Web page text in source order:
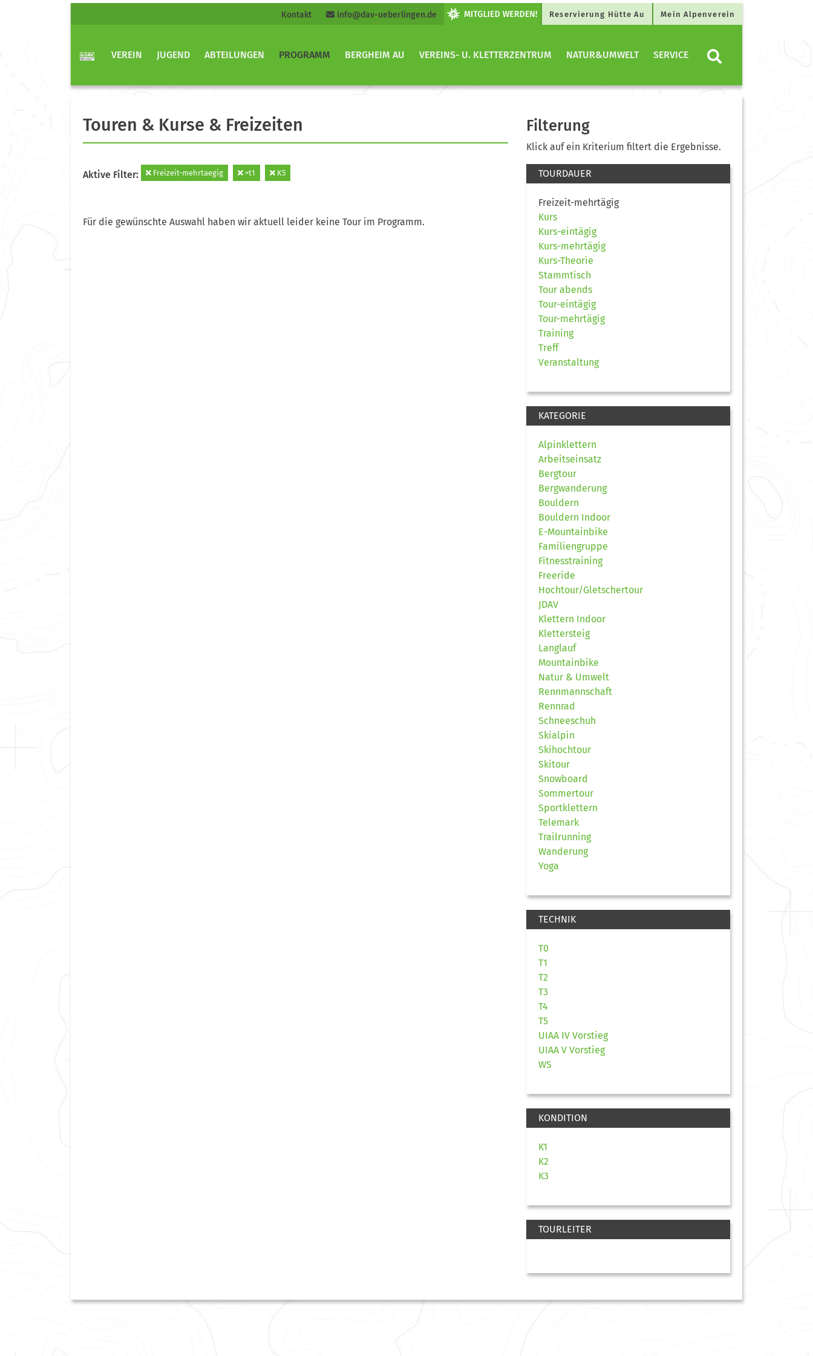
Kontakt info@dav-ueberlingen.de Reservierung Hütte Au Mein Alpenverein
VEREIN JUGEND ABTEILUNGEN PROGRAMM BERGHEIM AU VEREINS- U. KLETTERZENTRUM NATUR&UMWELT SERVICE
Touren & Kurse & Freizeiten
Aktive Filter: Freizeit-mehrtaegig =t1 K5
Für die gewünschte Auswahl haben wir aktuell leider keine Tour im Programm.
Filterung
Klick auf ein Kriterium filtert die Ergebnisse.
TOURDAUER
Freizeit-mehrtägig
Kurs
Kurs-eintägig
Kurs-mehrtägig
Kurs-Theorie
Stammtisch
Tour abends
Tour-eintägig
Tour-mehrtägig
Training
Treff
Veranstaltung
KATEGORIE
Alpinklettern
Arbeitseinsatz
Bergtour
Bergwanderung
Bouldern
Bouldern Indoor
E-Mountainbike
Familiengruppe
Fitnesstraining
Freeride
Hochtour/Gletschertour
JDAV
Klettern Indoor
Klettersteig
Langlauf
Mountainbike
Natur & Umwelt
Rennmannschaft
Rennrad
Schneeschuh
Skialpin
Skihochtour
Skitour
Snowboard
Sommertour
Sportklettern
Telemark
Trailrunning
Wanderung
Yoga
TECHNIK
T0
T1
T2
T3
T4
T5
UIAA IV Vorstieg
UIAA V Vorstieg
WS
KONDITION
K1
K2
K3
TOURLEITER